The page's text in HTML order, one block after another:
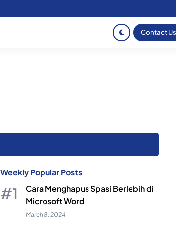
Contact Us
Weekly Popular Posts
Cara Menghapus Spasi Berlebih di
Microsoft Word
March 8, 2024